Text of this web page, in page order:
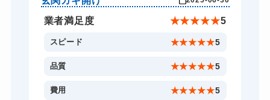
金庫カギ開け 5,500円～(税込)
金庫カギ修理 11,000円～(税込)
金庫カギ交換 11,000円～(税込)
業者満足度 ★★★★★5
スピード ★★★★★5
品質 ★★★★★5
費用 ★★★★★5